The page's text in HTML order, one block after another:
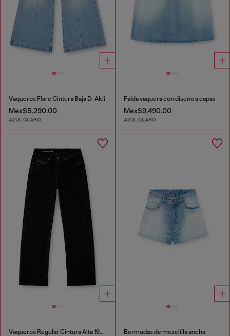
Vaqueros Flare Cintura Baja D-Akii
Mex$5,290.00
AZUL CLARO
Falda vaquera con diseño a capas
Mex$9,490.00
AZUL CLARO
Vaqueros Regular Cintura Alta 1971 D-Sent Bermudas de mezclilla ancha